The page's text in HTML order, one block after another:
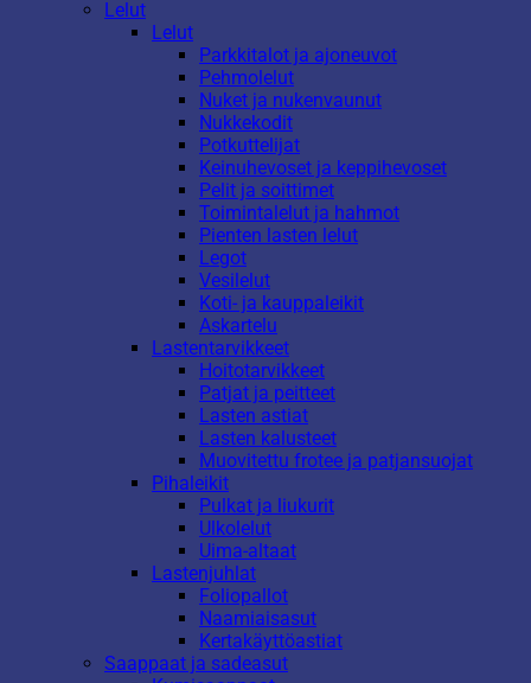
Lelut
Lelut
Parkkitalot ja ajoneuvot
Pehmolelut
Nuket ja nukenvaunut
Nukkekodit
Potkuttelijat
Keinuhevoset ja keppihevoset
Pelit ja soittimet
Toimintalelut ja hahmot
Pienten lasten lelut
Legot
Vesilelut
Koti- ja kauppaleikit
Askartelu
Lastentarvikkeet
Hoitotarvikkeet
Patjat ja peitteet
Lasten astiat
Lasten kalusteet
Muovitettu frotee ja patjansuojat
Pihaleikit
Pulkat ja liukurit
Ulkolelut
Uima-altaat
Lastenjuhlat
Foliopallot
Naamiaisasut
Kertakäyttöastiat
Saappaat ja sadeasut